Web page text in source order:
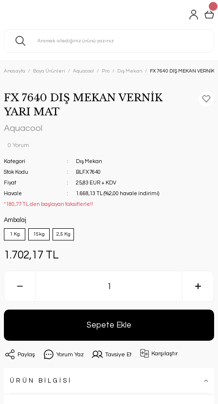
Anasayfa Boya Ürünleri Aquacool Pro Dış Mekan FX 7640 DIŞ MEKAN VERNİK
FX 7640 DIŞ MEKAN VERNİK
YARI MAT
Aquacool
0 Yorum
Kategori
Dış Mekan
Stok Kodu
BLFX7640
Fiyat
25,83 EUR + KDV
Havale
1.668,13 TL (%2,00 havale indirimi)
*180,77 TL den başlayan taksitlerle!!
Ambalaj
1 Kg 15kg 2,5 Kg
1.702,17 TL
Sepete Ekle
Paylaş Yorum Yaz Tavsiye Et Karşılaştır
ÜRÜN BİLGİSİ